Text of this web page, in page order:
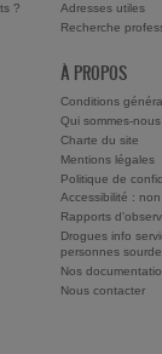
?
Adresses utiles
Recherche
À PROPOS
Conditions
Qui sommes-nous
Charte du site
Mentions légales
Politique de
Accessibilité :
Rapports
Drogues info
personnes
Nos
Nous contacter